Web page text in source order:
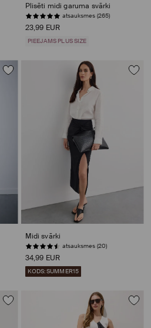
Plisēti midi garuma svārki
atsauksmes (265)
23,99 EUR
PIEEJAMS PLUS SIZE
Midi svārki
atsauksmes (20)
34,99 EUR
KODS: SUMMER15